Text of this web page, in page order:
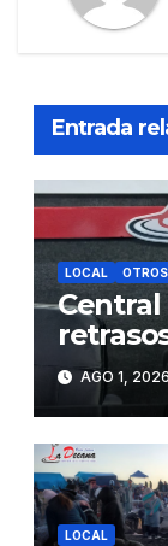
Entrada
LOCAL OTROS
de
Juliaca
AGO 1,
LOCAL